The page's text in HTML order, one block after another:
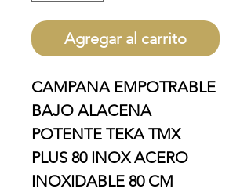
Agregar al carrito
CAMPANA EMPOTRABLE
BAJO ALACENA
POTENTE TEKA TMX
PLUS 80 INOX ACERO
INOXIDABLE 80 CM